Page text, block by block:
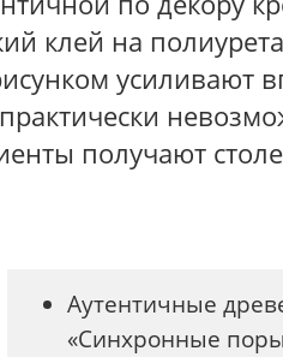
клей на
усиливают
получают
Аутентичные
«Синхронные